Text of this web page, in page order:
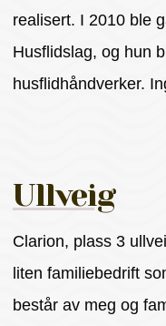
realisert. I 2010 ble
Husflidslag, og hun
husflidhåndverker.
Ullveig
Clarion, plass 3
liten familiebedrift
består av meg og